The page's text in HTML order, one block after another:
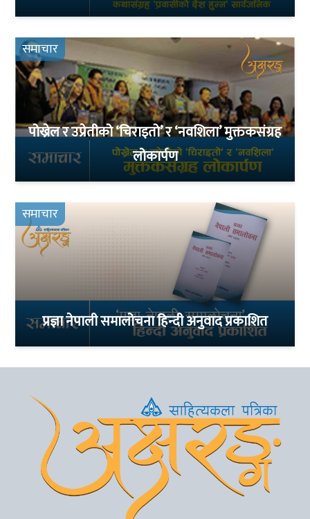
समाचार
पोख्रेल र उप्रेतीको ‘चिराइतो’ र ‘नवशिला’ मुक्तकसंग्रह
लोकार्पण
समाचार
प्रज्ञा नेपाली समालोचना हिन्दी अनुवाद प्रकाशित